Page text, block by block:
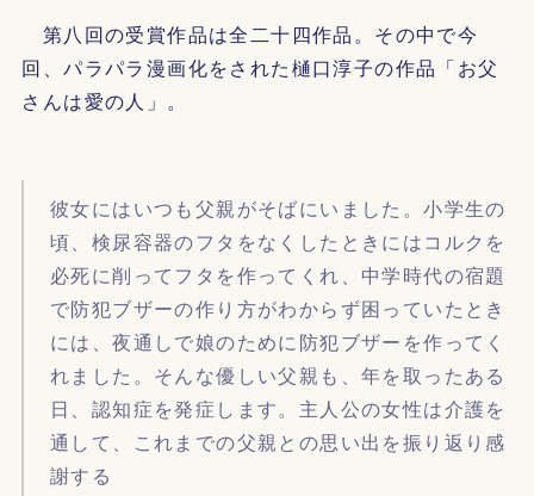
第八回の受賞作品は全二十四作品。その中で今
回、パラパラ漫画化をされた樋口淳子の作品「お父
さんは愛の人」。
彼女にはいつも父親がそばにいました。小学生の
頃、検尿容器のフタをなくしたときにはコルクを
必死に削ってフタを作ってくれ、中学時代の宿題
で防犯ブザーの作り方がわからず困っていたとき
には、夜通しで娘のために防犯ブザーを作ってく
れました。そんな優しい父親も、年を取ったある
日、認知症を発症します。主人公の女性は介護を
通して、これまでの父親との思い出を振り返り感
謝する